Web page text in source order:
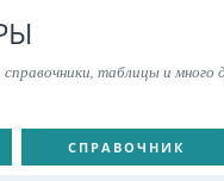
таблицы и много
СПРАВОЧНИК